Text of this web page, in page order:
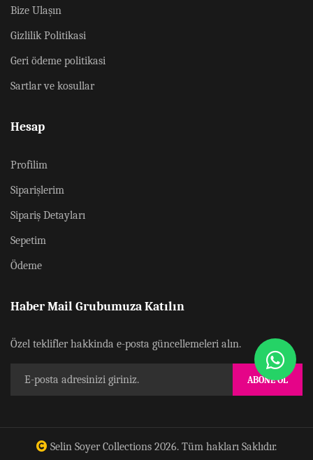
Bize Ulaşın
Gizlilik Politikasi
Geri ödeme politikasi
Sartlar ve kosullar
Hesap
Profilim
Siparişlerim
Sipariş Detayları
Sepetim
Ödeme
Haber Mail Grubumuza Katılın
Özel teklifler hakkinda e-posta güncellemeleri alın.
ABONE OL
Selin Soyer Collections 2026. Tüm hakları Saklıdır.